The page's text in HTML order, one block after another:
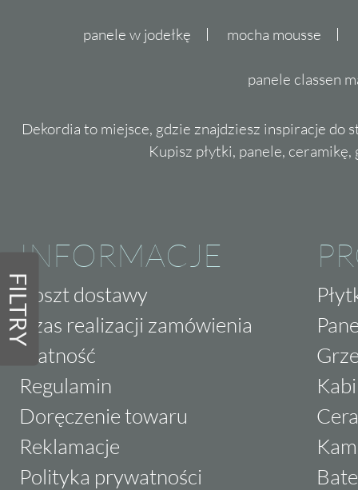
FILTRY
panele w jodełkę mocha mousse
panele classen
Dekordia to miejsce, gdzie znajdziesz inspiracje do
Kupisz płytki, panele,
INFORMACJE
Koszt dostawy
Czas realizacji zamówienia
Płatność
Regulamin
Doręczenie towaru
Reklamacje
Polityka prywatności